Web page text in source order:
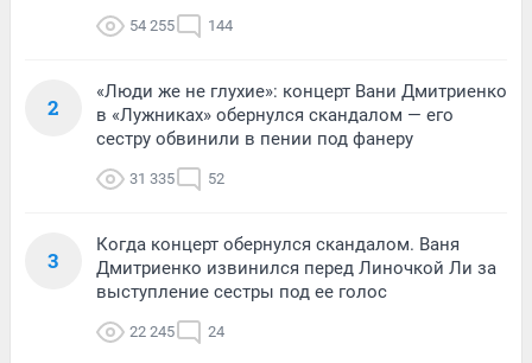
54 255 144
2
«Люди же не глухие»: концерт Вани Дмитриенко
в «Лужниках» обернулся скандалом — его
сестру обвинили в пении под фанеру
31 335 52
3
Когда концерт обернулся скандалом. Ваня
Дмитриенко извинился перед Линочкой Ли за
выступление сестры под ее голос
22 245 24